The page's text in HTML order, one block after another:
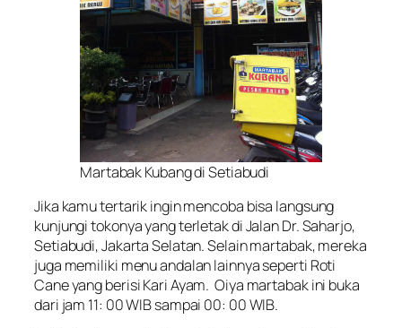
Martabak Kubang di Setiabudi
Jika kamu tertarik ingin mencoba bisa langsung
kunjungi tokonya yang terletak di Jalan Dr. Saharjo,
Setiabudi, Jakarta Selatan. Selain martabak, mereka
juga memiliki menu andalan lainnya seperti Roti
Cane yang berisi Kari Ayam. Oiya martabak ini buka
dari jam 11: 00 WIB sampai 00: 00 WIB.